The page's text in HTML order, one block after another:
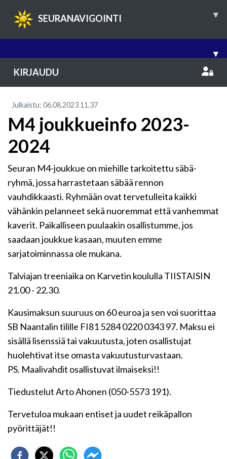
SEURANAVIGOINTI ▾
▾
KIRJAUDU
Julkaistu: 06.08.2023 11.37
M4 joukkueinfo 2023-
2024
Seuran M4-joukkue on miehille tarkoitettu säbä-
ryhmä, jossa harrastetaan säbää rennon
vauhdikkaasti. Ryhmään ovat tervetulleita kaikki
vähänkin pelanneet sekä nuoremmat että vanhemmat
kaverit. Paikalliseen puulaakin osallistumme, jos
saadaan joukkue kasaan, muuten emme
sarjatoiminnassa ole mukana.
Talviajan treeniaika on Karvetin koululla TIISTAISIN
21.00 - 22.30.
Kausimaksun suuruus on 60 euroa ja sen voi suorittaa
SB Naantalin tilille FI81 5284 0220 0343 97. Maksu ei
sisällä lisenssiä tai vakuutusta, joten osallistujat
huolehtivat itse omasta vakuutusturvastaan.
PS. Maalivahdit osallistuvat ilmaiseksi!!
Tiedustelut Arto Ahonen (050-5573 191).
Tervetuloa mukaan entiset ja uudet reikäpallon
pyörittäjät!!